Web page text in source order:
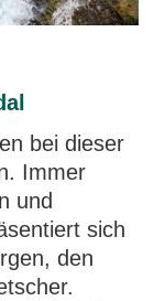
bei dieser
Immer
und
sich
den